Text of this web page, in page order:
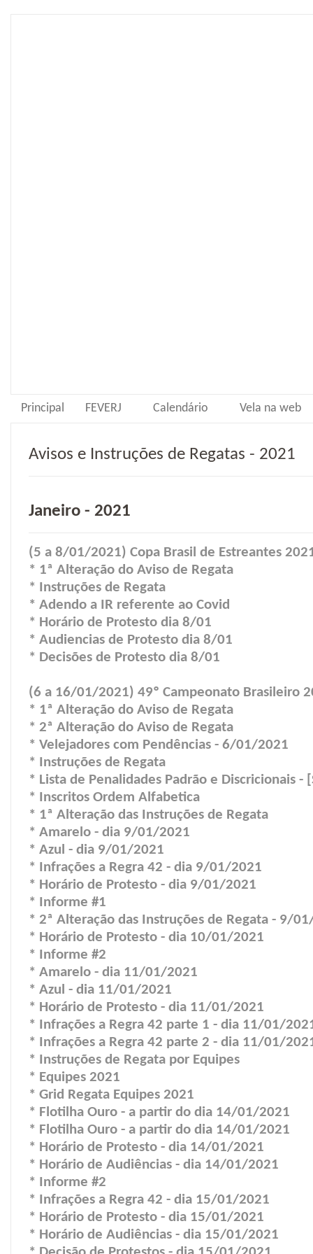
Principal FEVERJ Calendário Vela na web
Avisos e Instruções de Regatas - 2021
Janeiro - 2021
(5 a 8/01/2021) Copa Brasil de Estreantes
* 1ª Alteração do Aviso de Regata
* Instruções de Regata
* Adendo a IR referente ao Covid
* Horário de Protesto dia 8/01
* Audiencias de Protesto dia 8/01
* Decisões de Protesto dia 8/01
(6 a 16/01/2021) 49º Campeonato Brasileiro
* 1ª Alteração do Aviso de Regata
* 2ª Alteração do Aviso de Regata
* Velejadores com Pendências - 6/01/2021
* Instruções de Regata
* Lista de Penalidades Padrão e Discricionais -
* Inscritos Ordem Alfabetica
* 1ª Alteração das Instruções de Regata
* Amarelo - dia 9/01/2021
* Azul - dia 9/01/2021
* Infrações a Regra 42 - dia 9/01/2021
* Horário de Protesto - dia 9/01/2021
* Informe #1
* 2ª Alteração das Instruções de Regata - 9/
* Horário de Protesto - dia 10/01/2021
* Informe #2
* Amarelo - dia 11/01/2021
* Azul - dia 11/01/2021
* Horário de Protesto - dia 11/01/2021
* Infrações a Regra 42 parte 1 - dia 11/01/
* Infrações a Regra 42 parte 2 - dia 11/01/
* Instruções de Regata por Equipes
* Equipes 2021
* Grid Regata Equipes 2021
* Flotilha Ouro - a partir do dia 14/01/2021
* Flotilha Ouro - a partir do dia 14/01/2021
* Horário de Protesto - dia 14/01/2021
* Horário de Audiências - dia 14/01/2021
* Informe #2
* Infrações a Regra 42 - dia 15/01/2021
* Horário de Protesto - dia 15/01/2021
* Horário de Audiências - dia 15/01/2021